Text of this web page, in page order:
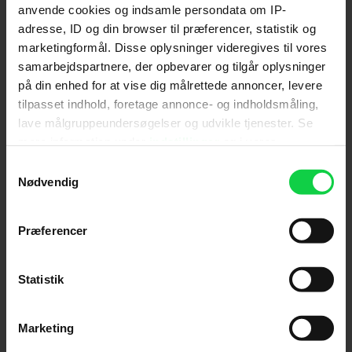
anvende cookies og indsamle persondata om IP-
adresse, ID og din browser til præferencer, statistik og
marketingformål. Disse oplysninger videregives til vores
samarbejdspartnere, der opbevarer og tilgår oplysninger
på din enhed for at vise dig målrettede annoncer, levere
tilpasset indhold, foretage annonce- og indholdsmåling,
lave målgruppeundersøgelser og udvikle tjenester. Se
tilbage eller ændre indstillinger fra vores
"Cookiedeklaration", eller ved at trykke på "Privacy
Indsamle præcise oplysninger om din placering,
Identificere din enhed baseret på en scanning af
dens unikke karakteristika (fingerprinting)
Nødvendig
Præferencer
Statistik
Marketing
mængden sikkert stige fremover, og med den
tidligebuzztaget i betragtning, ser det godt ud
for filmen.
Følg os for de seneste nyheder, konkurrencer
samt film- og serietips: